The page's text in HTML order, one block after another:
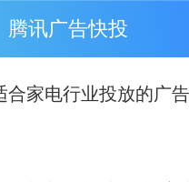
腾讯广告快投
合家电行业投放的广